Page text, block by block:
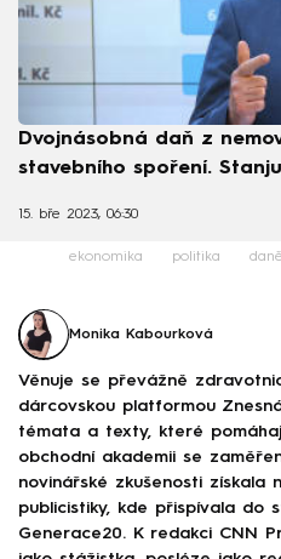
Dvojnásobná daň z
stavebního spoření.
15. bře 2023, 06:30
ekonomika politika daně
Monika Kabourková
Věnuje se převážně
dárcovskou platformou
témata a texty, které
obchodní akademii se
novinářské zkušenosti získala
publicistiky, kde přispívala do
Generace20. K redakci CNN